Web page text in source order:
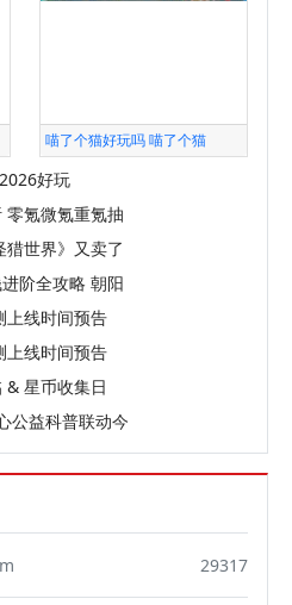
喵了个猫好玩吗 喵了个猫
好玩
零氪微氪重氪抽
猎世界》又卖了
阶全攻略 朝阳
上线时间预告
上线时间预告
& 星币收集日
公益科普联动今
29317